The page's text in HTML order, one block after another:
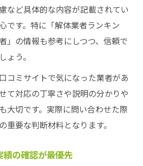
引き渡し条件を明確にする重
さえたい解体業者の条件
要な許可証や保険のチェック
力が解体工事の安心度を左右
信頼性を評価する具体的な基準
や口コミ活用による比較方法
など具体的な内容が記載されてい
です。特に「解体業者ランキン
」の情報も参考にしつつ、信頼で
ょう。
コミサイトで気になった業者があ
て対応の丁寧さや説明の分かりや
大切です。実際に問い合わせた際
重要な判断材料となります。
の確認が最優先